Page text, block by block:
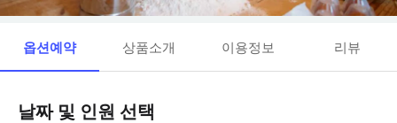
옵션예약 상품소개 이용정보 리뷰
날짜 및 인원 선택